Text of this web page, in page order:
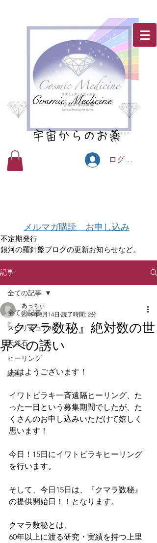
Cosmic Medicine
宇宙からのお薬
ログイン
メルマガ購読 お申し込み
不定期発行
銀河の羅針盤ブログの更新お知らせなど。
記事
全ての記事
スピリチュアル
天然石
ヒーリング
絵画
全ての記事
『クマラ数秘』絶対数の世
界への誘い
あっちぃ
2019年8月14日 読了時間: 2分
おはようございます！
イワトビラキ一斉遠隔ヒーリング、た
った一日という募集期間でしたが、た
くさんのお申し込みいただけて嬉しく
思います！
今日！15日にイワトビラキヒーリング
を行います。
そして、今日15日は、『クマラ数秘』
の提供開始日！！となります。
クマラ数秘とは、
60年以上に渡る研究・実績を持つ上里